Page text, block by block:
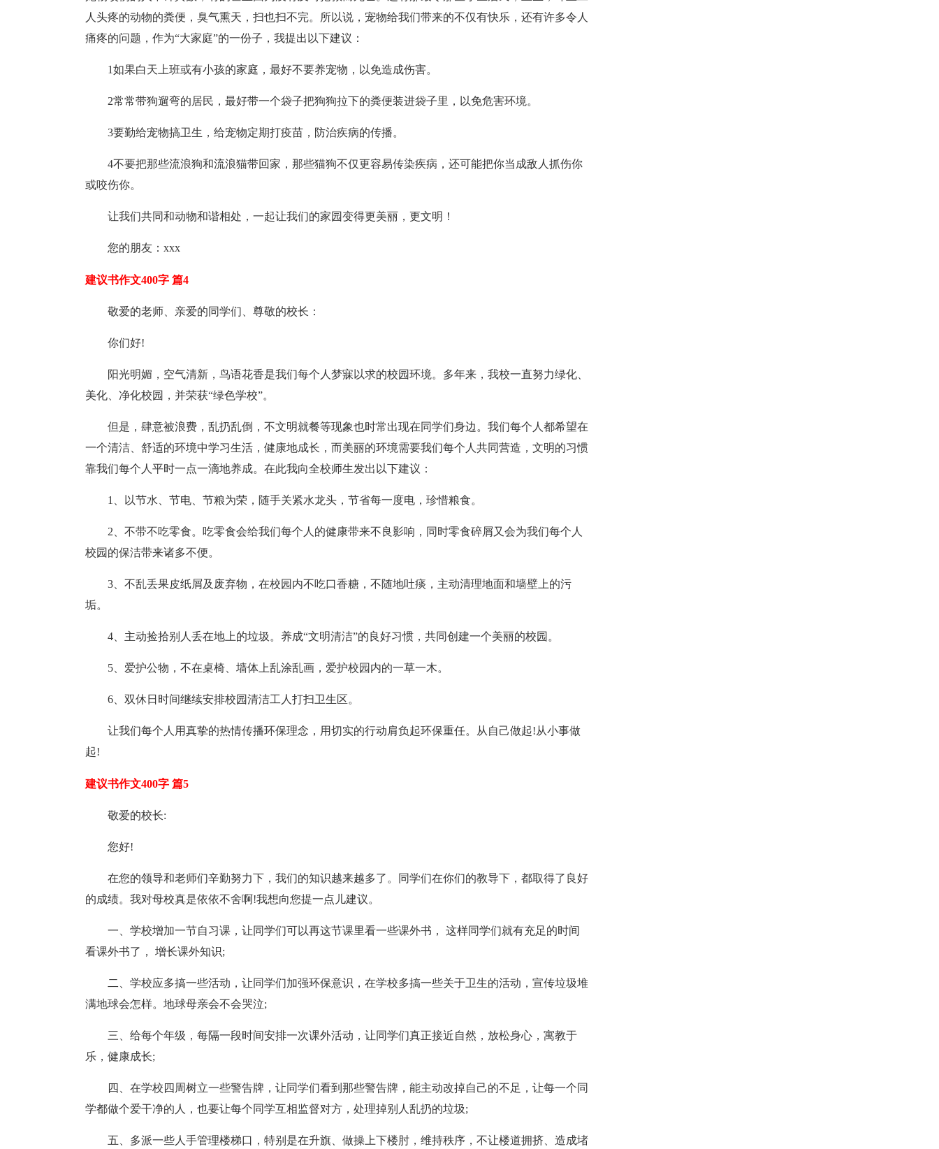
人头疼的动物的粪便，臭气熏天，扫也扫不完。所以说，宠物给我们带来的不仅有快乐，还有许多令人
痛疼的问题，作为“大家庭”的一份子，我提出以下建议：
1如果白天上班或有小孩的家庭，最好不要养宠物，以免造成伤害。
2常常带狗遛弯的居民，最好带一个袋子把狗狗拉下的粪便装进袋子里，以免危害环境。
3要勤给宠物搞卫生，给宠物定期打疫苗，防治疾病的传播。
4不要把那些流浪狗和流浪猫带回家，那些猫狗不仅更容易传染疾病，还可能把你当成敌人抓伤你
或咬伤你。
让我们共同和动物和谐相处，一起让我们的家园变得更美丽，更文明！
您的朋友：xxx
建议书作文400字 篇4
敬爱的老师、亲爱的同学们、尊敬的校长：
你们好!
阳光明媚，空气清新，鸟语花香是我们每个人梦寐以求的校园环境。多年来，我校一直努力绿化、
美化、净化校园，并荣获“绿色学校”。
但是，肆意被浪费，乱扔乱倒，不文明就餐等现象也时常出现在同学们身边。我们每个人都希望在
一个清洁、舒适的环境中学习生活，健康地成长，而美丽的环境需要我们每个人共同营造，文明的习惯
靠我们每个人平时一点一滴地养成。在此我向全校师生发出以下建议：
1、以节水、节电、节粮为荣，随手关紧水龙头，节省每一度电，珍惜粮食。
2、不带不吃零食。吃零食会给我们每个人的健康带来不良影响，同时零食碎屑又会为我们每个人
校园的保洁带来诸多不便。
3、不乱丢果皮纸屑及废弃物，在校园内不吃口香糖，不随地吐痰，主动清理地面和墙壁上的污
垢。
4、主动捡拾别人丢在地上的垃圾。养成“文明清洁”的良好习惯，共同创建一个美丽的校园。
5、爱护公物，不在桌椅、墙体上乱涂乱画，爱护校园内的一草一木。
6、双休日时间继续安排校园清洁工人打扫卫生区。
让我们每个人用真挚的热情传播环保理念，用切实的行动肩负起环保重任。从自己做起!从小事做
起!
建议书作文400字 篇5
敬爱的校长:
您好!
在您的领导和老师们辛勤努力下，我们的知识越来越多了。同学们在你们的教导下，都取得了良好
的成绩。我对母校真是依依不舍啊!我想向您提一点儿建议。
一、学校增加一节自习课，让同学们可以再这节课里看一些课外书， 这样同学们就有充足的时间
看课外书了， 增长课外知识;
二、学校应多搞一些活动，让同学们加强环保意识，在学校多搞一些关于卫生的活动，宣传垃圾堆
满地球会怎样。地球母亲会不会哭泣;
三、给每个年级，每隔一段时间安排一次课外活动，让同学们真正接近自然，放松身心，寓教于
乐，健康成长;
四、在学校四周树立一些警告牌，让同学们看到那些警告牌，能主动改掉自己的不足，让每一个同
学都做个爱干净的人，也要让每个同学互相监督对方，处理掉别人乱扔的垃圾;
五、多派一些人手管理楼梯口，特别是在升旗、做操上下楼肘，维持秩序，不让楼道拥挤、造成堵